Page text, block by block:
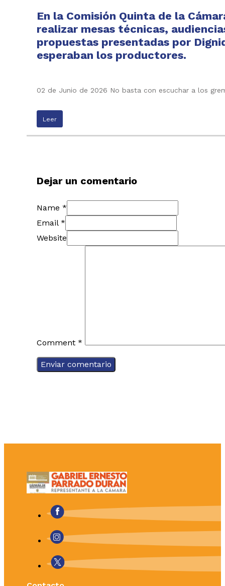
En la Comisión Quinta de la
realizar mesas técnicas,
propuestas presentadas por
esperaban los productores.
02 de Junio de 2026 No basta con escuchar a los
Leer
Dejar un comentario
Name *
Email *
Website
Comment *